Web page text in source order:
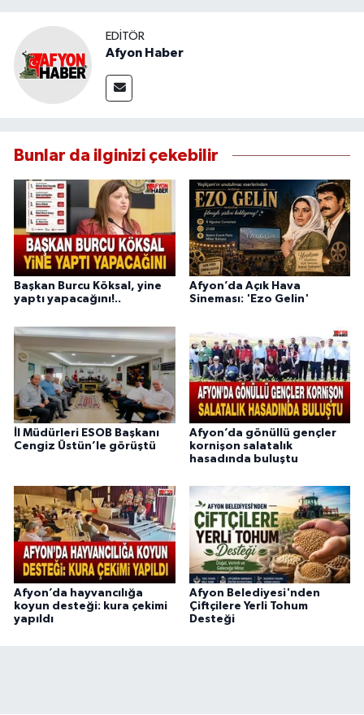
EDITÖR
Afyon Haber
Bunlar da ilginizi çekebilir
Başkan Burcu Köksal, yine
yaptı yapacağını!..
Afyon’da Açık Hava
Sineması: 'Ezo Gelin'
İl Müdürleri ESOB Başkanı
Cengiz Üstün’le görüştü
Afyon’da gönüllü gençler
kornişon salatalık
hasadında buluştu
Afyon’da hayvancılığa
koyun desteği: kura çekimi
yapıldı
Afyon Belediyesi'nden
Çiftçilere Yerli Tohum
Desteği